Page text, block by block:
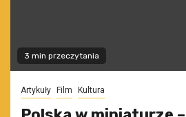
3 min przeczytania
Artykuły Film Kultura